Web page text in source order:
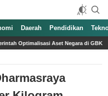
Daerah Pendidikan
di GBK Videotron Padel Six